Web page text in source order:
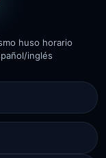
huso horario
inglés